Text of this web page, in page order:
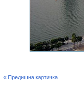
« Предишна картичка